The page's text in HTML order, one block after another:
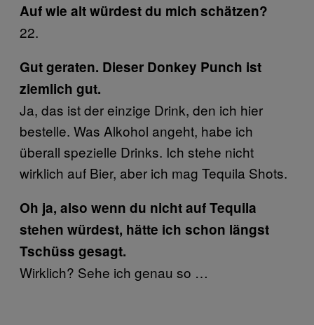
Auf wie alt würdest du mich schätzen?
22.
Gut geraten. Dieser Donkey Punch ist
ziemlich gut.
Ja, das ist der einzige Drink, den ich hier
bestelle. Was Alkohol angeht, habe ich
überall spezielle Drinks. Ich stehe nicht
wirklich auf Bier, aber ich mag Tequila Shots.
Oh ja, also wenn du nicht auf Tequila
stehen würdest, hätte ich schon längst
Tschüss gesagt.
Wirklich? Sehe ich genau so …